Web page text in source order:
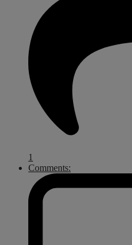
1
Comments: